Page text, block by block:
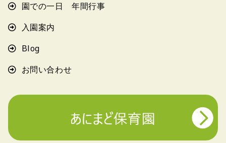
園での一日 年間行事
入園案内
Blog
お問い合わせ